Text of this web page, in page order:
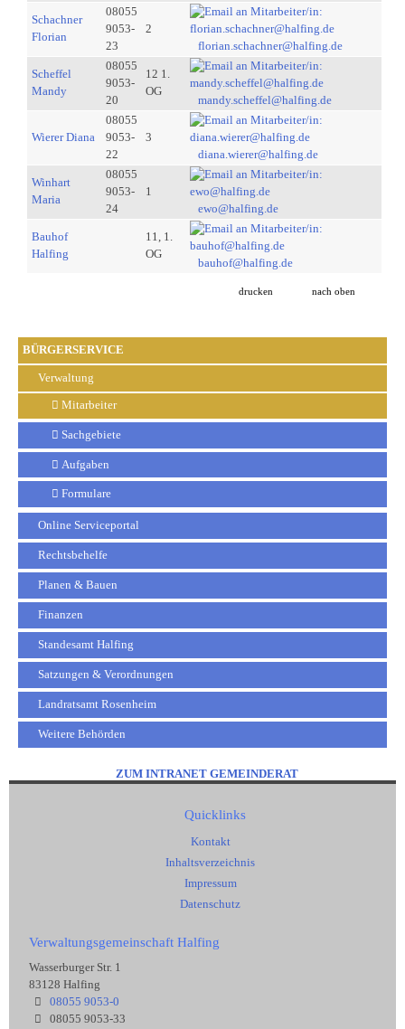
BÜRGERSERVICE
Verwaltung
Mitarbeiter
Sachgebiete
Aufgaben
Formulare
Online Serviceportal
Rechtsbehelfe
Planen & Bauen
Finanzen
Standesamt Halfing
Satzungen & Verordnungen
Landratsamt Rosenheim
Weitere Behörden
Schachner
Florian
08055
9053-
23
2
florian.schachner@halfing.de
Scheffel
Mandy
08055
9053-
20
12 1.
OG
mandy.scheffel@halfing.de
Wierer Diana
08055
9053-
22
3
diana.wierer@halfing.de
Winhart
Maria
08055
9053-
24
1
ewo@halfing.de
Bauhof
Halfing
11, 1.
OG
bauhof@halfing.de
drucken nach oben
ZUM INTRANET GEMEINDERAT
Quicklinks
Kontakt
Inhaltsverzeichnis
Impressum
Datenschutz
Verwaltungsgemeinschaft Halfing
Wasserburger Str. 1
83128 Halfing
08055 9053-0
08055 9053-33